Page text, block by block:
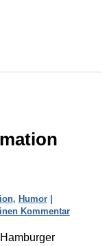
, Humor|
Kommentar